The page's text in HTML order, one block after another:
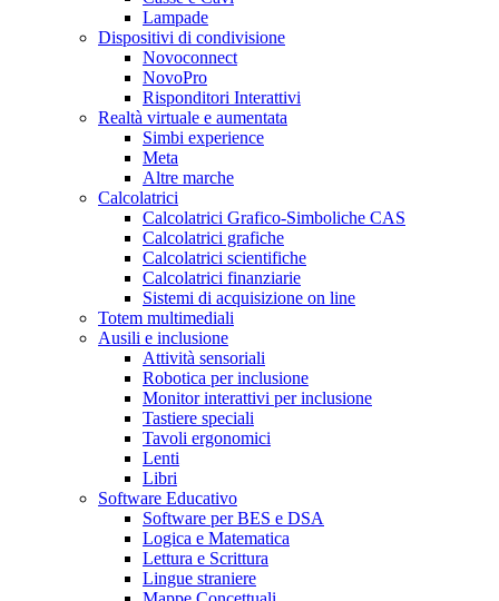
Lampade
Dispositivi di condivisione
Novoconnect
NovoPro
Risponditori Interattivi
Realtà virtuale e aumentata
Simbi experience
Meta
Altre marche
Calcolatrici
Calcolatrici Grafico-Simboliche CAS
Calcolatrici grafiche
Calcolatrici scientifiche
Calcolatrici finanziarie
Sistemi di acquisizione on line
Totem multimediali
Ausili e inclusione
Attività sensoriali
Robotica per inclusione
Monitor interattivi per inclusione
Tastiere speciali
Tavoli ergonomici
Lenti
Libri
Software Educativo
Software per BES e DSA
Logica e Matematica
Lettura e Scrittura
Lingue straniere